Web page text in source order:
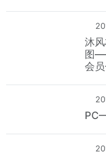
沐
图
会